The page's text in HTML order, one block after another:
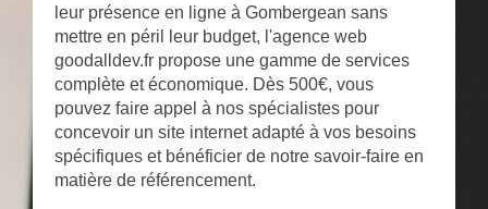
leur présence en ligne à Gombergean sans
mettre en péril leur budget, l'agence web
goodalldev.fr propose une gamme de services
complète et économique. Dès 500€, vous
pouvez faire appel à nos spécialistes pour
concevoir un site internet adapté à vos besoins
spécifiques et bénéficier de notre savoir-faire en
matière de référencement.